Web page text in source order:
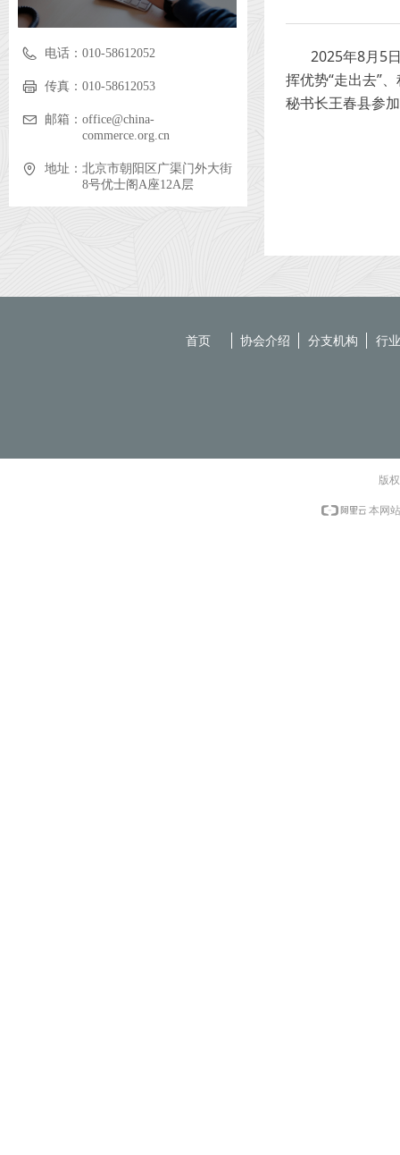
电话： 010-58612052
传真： 010-58612053
邮箱： office@china-
commerce.org.cn
地址： 北京市朝阳区广渠门外大街
8号优士阁A座12A层
2025年8月5
挥优势“走出去”
秘书长王春县参
首页 协会介绍 分支机构 行
版
本网